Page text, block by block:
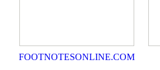
FOOTNOTESONLINE.COM